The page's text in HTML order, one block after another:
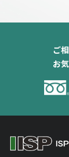
ご
お